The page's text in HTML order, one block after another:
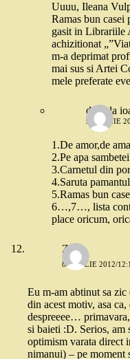
Uuuu, Ileana
Ramas bun
gasit in Librariile
achizitionat
m-a deprimat
mai sus si Artei
mele preferate
daniela
9 APRILIE
1.De amor,de
2.Pe apa
3.Carnetul din
4.Saruta
5.Ramas bun
6…,7…, lista
place oricum,
Zu
8 APRILIE 2012/
Eu m-am abtinut sa zic
din acest motiv, asa
despreeee…
si baieti :D. Serios, am
optimism varata direct
nimanui) – pe moment